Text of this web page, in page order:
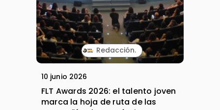
Redacción.
10 junio 2026
FLT Awards 2026: el talento joven
marca la hoja de ruta de las